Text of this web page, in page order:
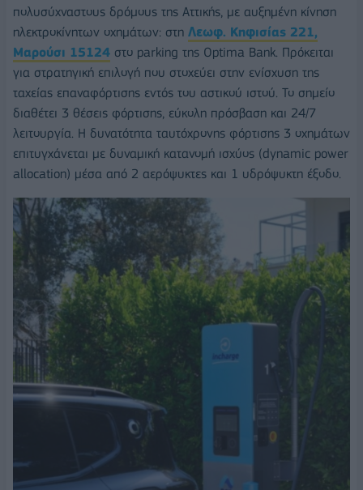
πολυσύχναστους δρόμους της Αττικής, με αυξημένη κίνηση
ηλεκτροκίνητων οχημάτων: στη Λεωφ. Κηφισίας 221,
Mαρούσι 15124 στο parking της Optima Bank. Πρόκειται
για στρατηγική επιλογή που στοχεύει στην ενίσχυση της
ταχείας επαναφόρτισης εντός του αστικού ιστού. Το σημείο
διαθέτει 3 θέσεις φόρτισης, εύκολη πρόσβαση και 24/7
λειτουργία. Η δυνατότητα ταυτόχρονης φόρτισης 3 οχημάτων
επιτυγχάνεται με δυναμική κατανομή ισχύος (dynamic power
allocation) μέσα από 2 αερόψυκτες και 1 υδρόψυκτη έξοδο.